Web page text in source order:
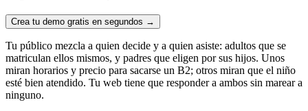
Crea tu demo gratis en segundos →
Tu público mezcla a quien decide y a quien asiste: adultos que se
matriculan ellos mismos, y padres que eligen por sus hijos. Unos
miran horarios y precio para sacarse un B2; otros miran que el niño
esté bien atendido. Tu web tiene que responder a ambos sin marear a
ninguno.